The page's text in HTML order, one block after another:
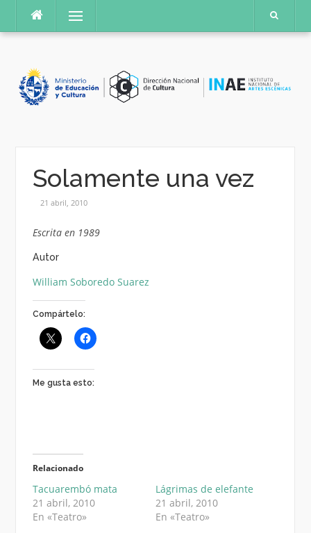
contenido
Menú
Solamente una vez
21 abril, 2010
Escrita en 1989
Autor
William Soboredo Suarez
Compártelo:
Me gusta esto:
Relacionado
Tacuarembó mata
21 abril, 2010
En «Teatro»
Lágrimas de elefante
21 abril, 2010
En «Teatro»